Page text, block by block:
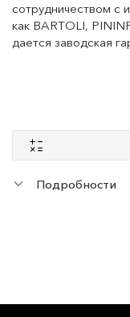
сотрудничеством с
как BARTOLI,
дается заводская
Подробности